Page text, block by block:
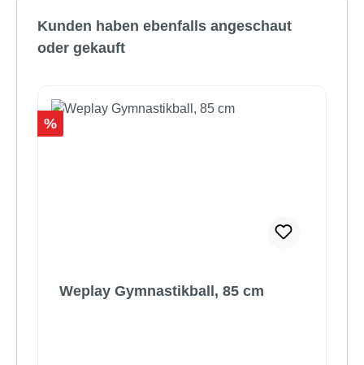
Kunden haben ebenfalls angeschaut
oder gekauft
Rabatt
%
Weplay Gymnastikball, 85 cm